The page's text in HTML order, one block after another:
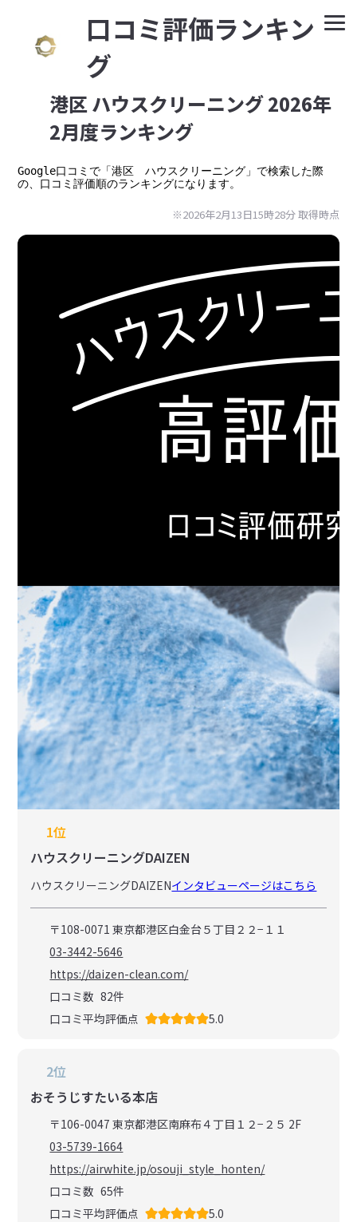
⼝コミ評価ランキン
グ
港区 ハウスクリーニング 2026年
2月度ランキング
Google⼝コミで「港区　ハウスクリーニング」で検索した際
の、口コミ評価順のランキングになります。
※2026年2月13日15時28分 取得時点
1位
ハウスクリーニングDAIZEN
ハウスクリーニングDAIZENインタビューページはこちら
〒108-0071 東京都港区白金台５丁目２２−１１
03-3442-5646
https://daizen-clean.com/
口コミ数 82件
口コミ平均評価点
5.0
2位
おそうじすたいる本店
〒106-0047 東京都港区南麻布４丁目１２−２５ 2F
03-5739-1664
https://airwhite.jp/osouji_style_honten/
口コミ数 65件
口コミ平均評価点
5.0